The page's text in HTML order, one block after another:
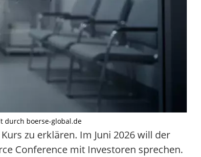
durch boerse-global.de
zu erklären. Im Juni 2026 will der
Conference mit Investoren sprechen.